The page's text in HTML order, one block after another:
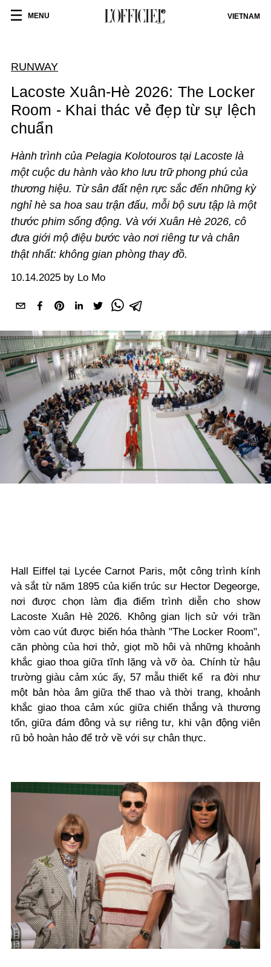
MENU VIETNAM
RUNWAY
Lacoste Xuân-Hè 2026: The Locker
Room - Khai thác vẻ đẹp từ sự lệch
chuẩn
Hành trình của Pelagia Kolotouros tại Lacoste là
một cuộc du hành vào kho lưu trữ phong phú của
thương hiệu. Từ sân đất nện rực sắc đến những kỳ
nghỉ hè sa hoa sau trận đấu, mỗi bộ sưu tập là một
thước phim sống động. Và với Xuân Hè 2026, cô
đưa giới mộ điệu bước vào nơi riêng tư và chân
thật nhất: không gian phòng thay đồ.
10.14.2025 by Lo Mo
Hall Eiffel tại Lycée Carnot Paris, một công trình kính
và sắt từ năm 1895 của kiến trúc sư Hector Degeorge,
nơi được chọn làm địa điểm trình diễn cho show
Lacoste Xuân Hè 2026. Không gian lịch sử với trần
vòm cao vút được biến hóa thành "The Locker Room",
căn phòng của hơi thở, giọt mồ hôi và những khoảnh
khắc giao thoa giữa tĩnh lặng và vỡ òa. Chính từ hậu
trường giàu cảm xúc ấy, 57 mẫu thiết kế
ra đời như
một bản hòa âm giữa thể thao và thời trang, khoảnh
khắc giao thoa cảm xúc giữa chiến thắng và thương
tổn, giữa đám đông và sự riêng tư, khi vận động viên
rũ bỏ hoàn hảo để trở về với sự chân thực.